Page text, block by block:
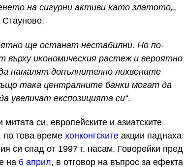
на сигурни активи като златото„,
ще останат нестабилни. Но по-
икономическия растеж и вероятно
намалят допълнително лихвените
така централните банки могат да
увеличат експозицията си“.
си, европейските и азиатските
по това време хонконгските акции паднаха
си спад от 1997 г. насам. Говорейки пред
на 6 април, в отговор на въпрос за ефекта